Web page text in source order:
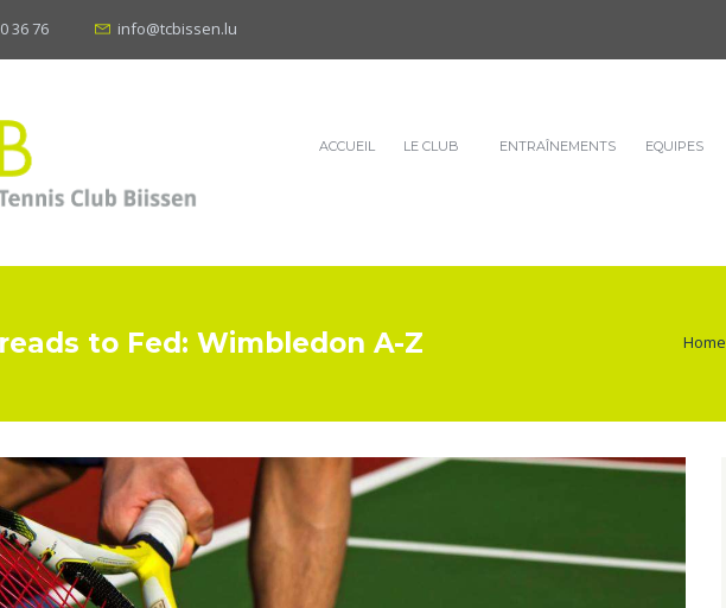
36 76 info@tcbissen.lu
ACCUEIL LE CLUB ENTRAÎNEMENTS EQUIPES
to Fed: Wimbledon A-Z Home